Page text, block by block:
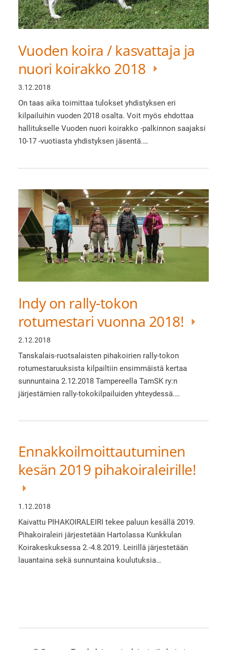
Vuoden koira / kasvattaja ja
nuori koirakko 2018
3.12.2018
On taas aika toimittaa tulokset yhdistyksen eri
kilpailuihin vuoden 2018 osalta. Voit myös ehdottaa
hallitukselle Vuoden nuori koirakko -palkinnon saajaksi
10-17 -vuotiasta yhdistyksen jäsentä.…
Indy on rally-tokon
rotumestari vuonna 2018!
2.12.2018
Tanskalais-ruotsalaisten pihakoirien rally-tokon
rotumestaruuksista kilpailtiin ensimmäistä kertaa
sunnuntaina 2.12.2018 Tampereella TamSK ry:n
järjestämien rally-tokokilpailuiden yhteydessä.…
Ennakkoilmoittautuminen
kesän 2019 pihakoiraleirille!
1.12.2018
Kaivattu PIHAKOIRALEIRI tekee paluun kesällä 2019.
Pihakoiraleiri järjestetään Hartolassa Kunkkulan
Koirakeskuksessa 2.-4.8.2019. Leirillä järjestetään
lauantaina sekä sunnuntaina koulutuksia…